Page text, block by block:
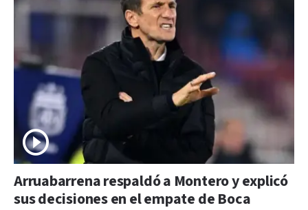
Arruabarrena respaldó a Montero y explicó
sus decisiones en el empate de Boca